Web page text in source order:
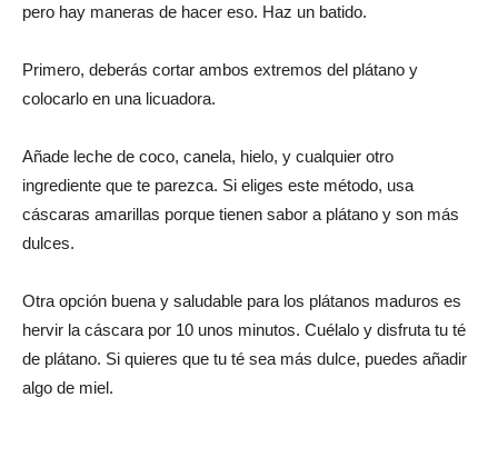
pero hay maneras de hacer eso. Haz un batido.
Primero, deberás cortar ambos extremos del plátano y
colocarlo en una licuadora.
Añade leche de coco, canela, hielo, y cualquier otro
ingrediente que te parezca. Si eliges este método, usa
cáscaras amarillas porque tienen sabor a plátano y son más
dulces.
Otra opción buena y saludable para los plátanos maduros es
hervir la cáscara por 10 unos minutos. Cuélalo y disfruta tu té
de plátano. Si quieres que tu té sea más dulce, puedes añadir
algo de miel.